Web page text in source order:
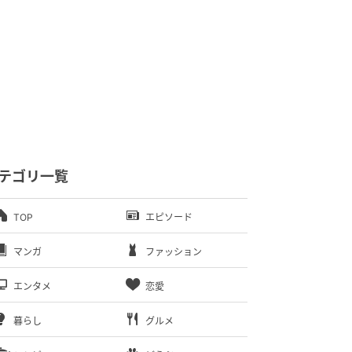
ゴリ一覧
TOP エピソード
マンガ ファッション
エンタメ 恋愛
暮らし グルメ